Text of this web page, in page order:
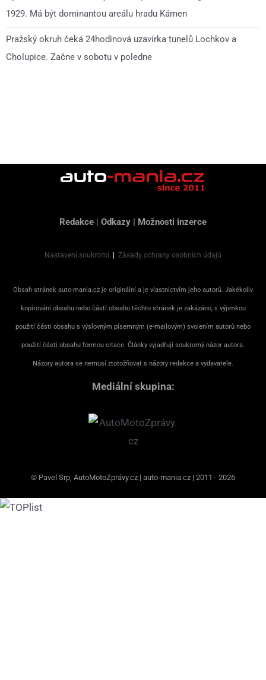
1929. Má být dominantou areálu hradu Kámen
Pražský okruh čeká 24hodinová uzavírka tunelů Lochkov a
Cholupice. Začne v sobotu v poledne
Redakce | Odkazy | Možnosti inzerce
Nastavení soukromí | Zásady ochrany osobních údajů
Obsah stránek auto-mania.cz je originální a je vlastnictvím jeho autorů. Jakékoliv
kopírování obsahu nebo částí obsahu těchto stránek je zakázáno, s výjimkou
použití části obsahu s výslovným písemným (e-mailovým) svolením autorů nebo
použití části obsahu formou citace. Články vyjadřují soukromý názor autora.
Názory autora se nemusí ztotožňovat s názory redakce a vydavatele.
Mediální skupina:
© Pavel Srp, AutoMotoZprávy.cz | auto-mania.cz | 2011 - 2026